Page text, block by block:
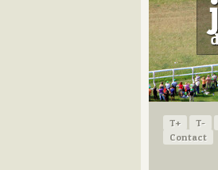
T+ T-
Contact